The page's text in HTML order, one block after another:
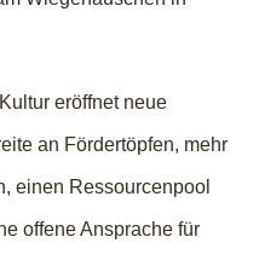
eröffnet neue
an Fördertöpfen, mehr
einen Ressourcenpool
offene Ansprache für